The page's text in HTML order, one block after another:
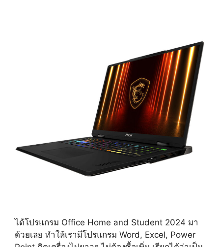
ได้โปรแกรม Office Home and Student 2024 มา
ด้วยเลย ทำให้เรามีโปรแกรม Word, Excel, Power